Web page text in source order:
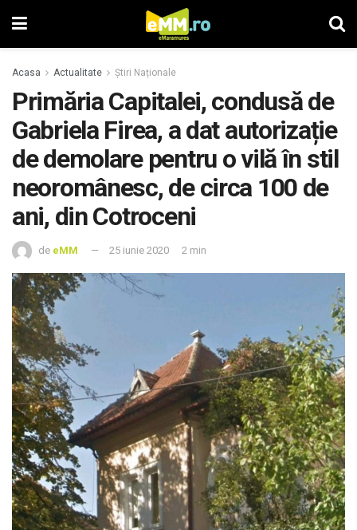
Acasa Actualitate Știri Naționale
Primăria Capitalei, condusă de
Gabriela Firea, a dat autorizație
de demolare pentru o vilă în stil
neoromânesc, de circa 100 de
ani, din Cotroceni
de eMM 25 iunie 2020 2 min